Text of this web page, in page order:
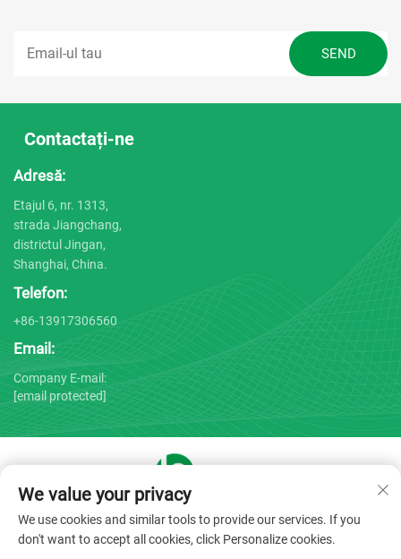
Contactați-ne
Adresă:
Etajul 6, nr. 1313,
strada Jiangchang,
districtul Jingan,
Shanghai, China.
Telefon:
+86-13917306560
Email:
Company E-mail:
[email protected]
Drepturi de autor © 2025 de către Shanghai Bojin Medical
Instrument Co., Ltd. -Politica de confidențialitate
We value your privacy
We use cookies and similar tools to provide our services. If you
don't want to accept all cookies, click Personalize cookies.